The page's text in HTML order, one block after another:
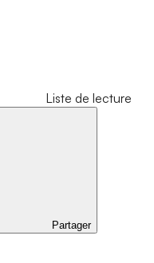
Liste de lecture
Partager